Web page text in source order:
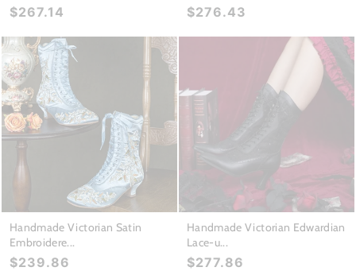
$267.14 $276.43
Handmade Victorian Satin
Embroidere...
$239.86
Handmade Victorian Edwardian
Lace-u...
$277.86